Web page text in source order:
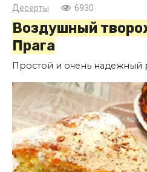
Десерты 6930
Воздушный
Прага
Простой и очень надежный